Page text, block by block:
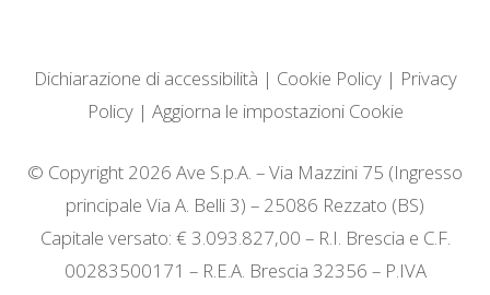
Dichiarazione di accessibilità | Cookie Policy| Privacy
Policy| Aggiorna le impostazioni Cookie
© Copyright 2026 Ave S.p.A. – Via Mazzini 75 (Ingresso
principale Via A. Belli 3) – 25086 Rezzato (BS)
Capitale versato: € 3.093.827,00 – R.I. Brescia e C.F.
00283500171 – R.E.A. Brescia 32356 – P.IVA